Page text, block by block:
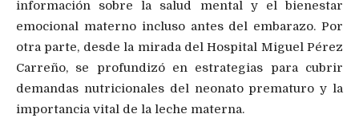
información sobre la salud mental y el bienestar
emocional materno incluso antes del embarazo. Por
otra parte, desde la mirada del Hospital Miguel Pérez
Carreño, se profundizó en estrategias para cubrir
demandas nutricionales del neonato prematuro y la
importancia vital de la leche materna.